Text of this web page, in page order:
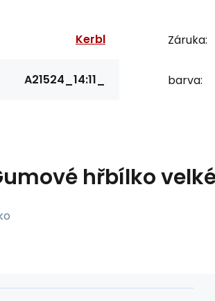
Kerbl
A21524_14:11_
Záruka:
barva:
hřbílko